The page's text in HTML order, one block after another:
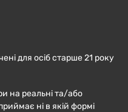
для осіб старше 21 року
на реальні та/або
ні в якій формі